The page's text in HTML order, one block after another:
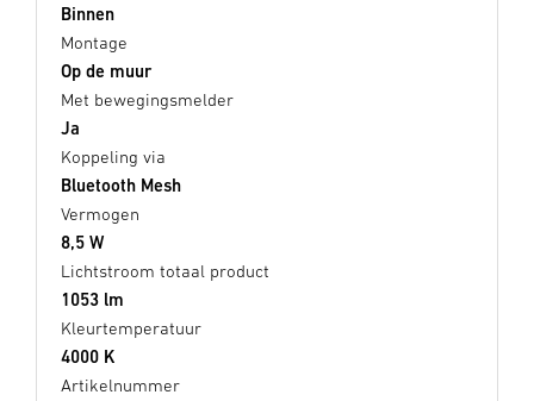
Binnen
Montage
Op de muur
Met bewegingsmelder
Ja
Koppeling via
Bluetooth Mesh
Vermogen
8,5 W
Lichtstroom totaal product
1053 lm
Kleurtemperatuur
4000 K
Artikelnummer